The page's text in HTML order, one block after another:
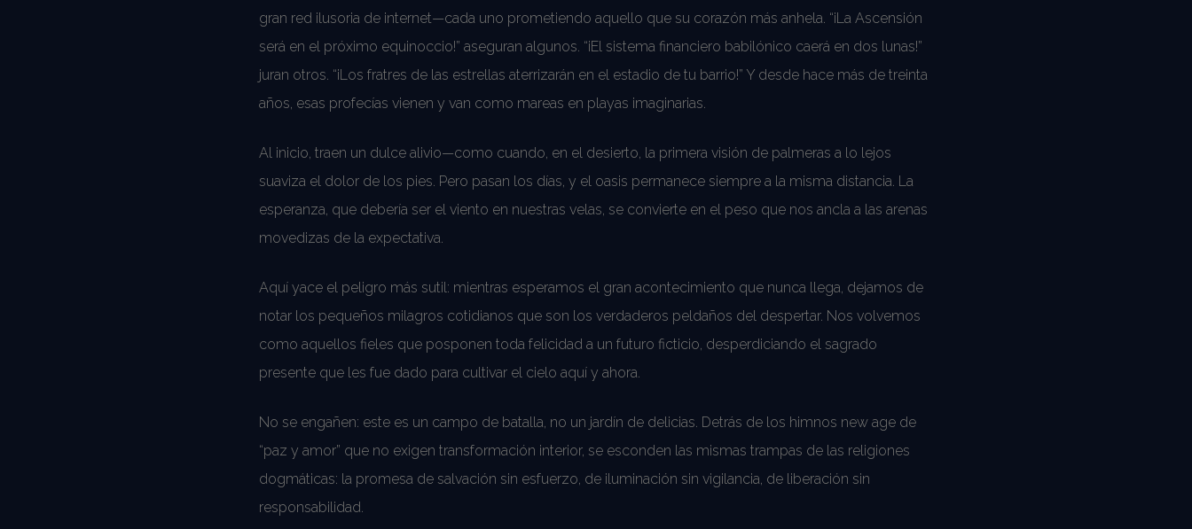
gran red ilusoria de internet—cada uno prometiendo aquello que su corazón más anhela. “¡La Ascensión
será en el próximo equinoccio!” aseguran algunos. “¡El sistema financiero babilónico caerá en dos lunas!”
juran otros. “¡Los fratres de las estrellas aterrizarán en el estadio de tu barrio!” Y desde hace más de treinta
años, esas profecías vienen y van como mareas en playas imaginarias.
Al inicio, traen un dulce alivio—como cuando, en el desierto, la primera visión de palmeras a lo lejos
suaviza el dolor de los pies. Pero pasan los días, y el oasis permanece siempre a la misma distancia. La
esperanza, que debería ser el viento en nuestras velas, se convierte en el peso que nos ancla a las arenas
movedizas de la expectativa.
Aquí yace el peligro más sutil: mientras esperamos el gran acontecimiento que nunca llega, dejamos de
notar los pequeños milagros cotidianos que son los verdaderos peldaños del despertar. Nos volvemos
como aquellos fieles que posponen toda felicidad a un futuro ficticio, desperdiciando el sagrado
presente que les fue dado para cultivar el cielo aquí y ahora.
No se engañen: este es un campo de batalla, no un jardín de delicias. Detrás de los himnos new age de
“paz y amor” que no exigen transformación interior, se esconden las mismas trampas de las religiones
dogmáticas: la promesa de salvación sin esfuerzo, de iluminación sin vigilancia, de liberación sin
responsabilidad.